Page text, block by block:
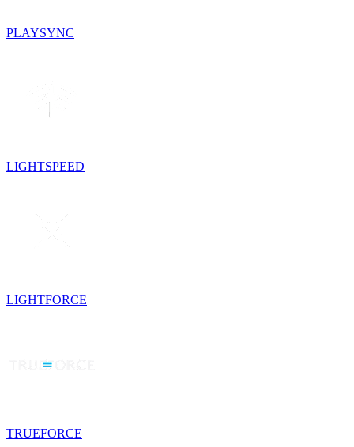
PLAYSYNC
LIGHTSPEED
LIGHTFORCE
TRUEFORCE